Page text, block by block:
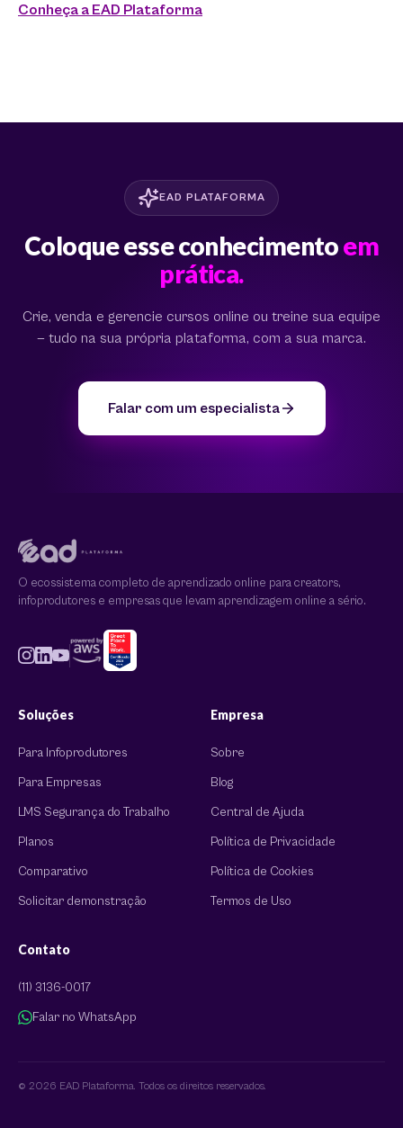
Conheça a EAD Plataforma
EAD PLATAFORMA
Coloque esse conhecimentoem
prática.
Crie, venda e gerencie cursos online ou treine sua equipe
— tudo na sua própria plataforma, com a sua marca.
Falar com um especialista
O ecossistema completo de aprendizado online para creators,
infoprodutores e empresas que levam aprendizagem online a sério.
Soluções
Para Infoprodutores
Para Empresas
LMS Segurança do Trabalho
Planos
Comparativo
Solicitar demonstração
Empresa
Sobre
Blog
Central de Ajuda
Política de Privacidade
Política de Cookies
Termos de Uso
Contato
(11) 3136-0017
Falar no WhatsApp
© 2026 EAD Plataforma. Todos os direitos reservados.